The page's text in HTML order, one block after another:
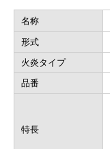
名称
形式
火炎タイプ
品番
特長